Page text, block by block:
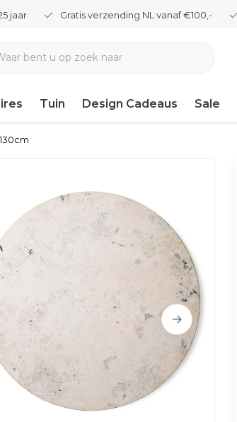
jaar Gratis verzending NL vanaf €100,-
Tuin Design Cadeaus Sale